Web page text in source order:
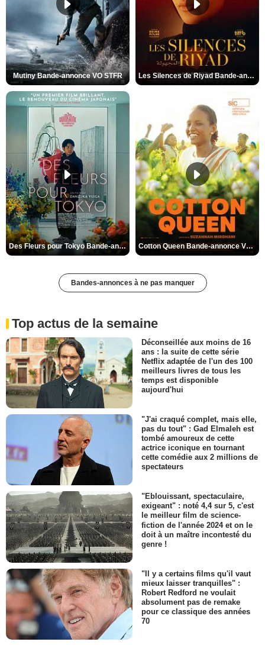
Mutiny Bande-annonce VO STFR Les Silences de Riyad Bande-annonce VO STFR
Des Fleurs pour Tokyo Bande-annonce VO STFR Cotton Queen Bande-annonce VO STFR
Bandes-annonces à ne pas manquer
Top actus de la semaine
Déconseillée aux moins de 16
ans : la suite de cette série
Netflix adaptée de l'un des 100
meilleurs livres de tous les
temps est disponible
aujourd'hui
"J'ai craqué complet, mais elle,
pas du tout" : Gad Elmaleh est
tombé amoureux de cette
actrice iconique en tournant
cette comédie aux 2 millions de
spectateurs
"Eblouissant, spectaculaire,
exigeant" : noté 4,4 sur 5, c'est
le meilleur film de science-
fiction de l'année 2024 et on le
doit à un maître incontesté du
genre !
"Il y a certains films qu'il vaut
mieux laisser tranquilles" :
Robert Redford ne voulait
absolument pas de remake
pour ce classique des années
70